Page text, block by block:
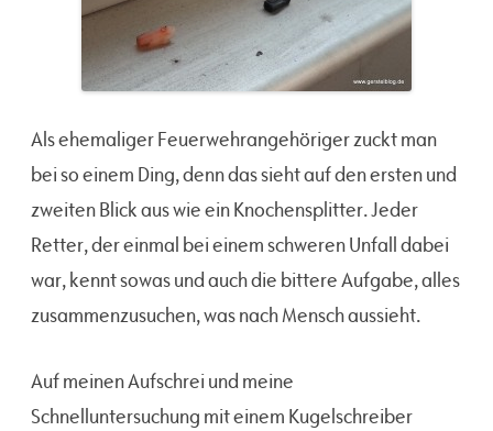
Als ehemaliger Feuerwehrangehöriger zuckt man
bei so einem Ding, denn das sieht auf den ersten und
zweiten Blick aus wie ein Knochensplitter. Jeder
Retter, der einmal bei einem schweren Unfall dabei
war, kennt sowas und auch die bittere Aufgabe, alles
zusammenzusuchen, was nach Mensch aussieht.
Auf meinen Aufschrei und meine
Schnelluntersuchung mit einem Kugelschreiber